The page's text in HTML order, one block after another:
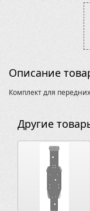
Описание
Комплект для
Другие